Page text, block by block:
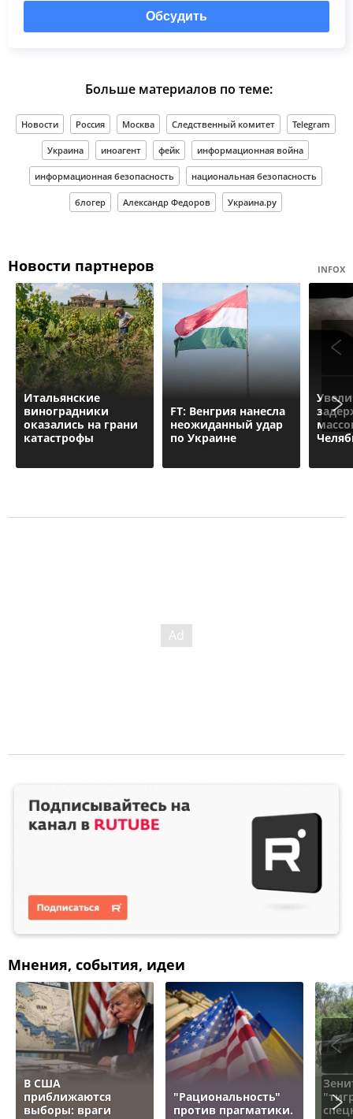
Обсудить
Больше материалов по теме:
Новости Россия Москва Следственный комитет Telegram
Украина иноагент фейк информационная война
информационная безопасность национальная безопасность
блогер Александр Федоров Украина.ру
Новости партнеров INFOX
Итальянские
виноградники
оказались на грани
катастрофы
FT: Венгрия нанесла
неожиданный удар
по Украине
Мнения, события, идеи
В США
приближаются
выборы: враги
"Рациональность"
против прагматики.